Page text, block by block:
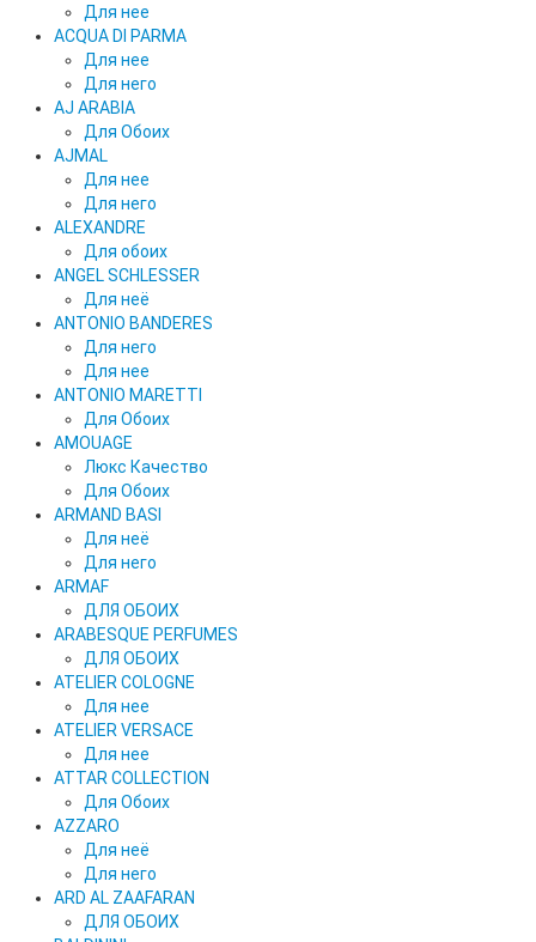
Для нее
ACQUA DI PARMA
Для нее
Для него
AJ ARABIA
Для Обоих
AJMAL
Для нее
Для него
ALEXANDRE
Для обоих
ANGEL SCHLESSER
Для неё
ANTONIO BANDERES
Для него
Для нее
ANTONIO MARETTI
Для Обоих
AMOUAGE
Люкс Качество
Для Обоих
ARMAND BASI
Для неё
Для него
ARMAF
ДЛЯ ОБОИХ
ARABESQUE PERFUMES
ДЛЯ ОБОИХ
ATELIER COLOGNE
Для нее
ATELIER VERSACE
Для нее
ATTAR COLLECTION
Для Обоих
AZZARO
Для неё
Для него
ARD AL ZAAFARAN
ДЛЯ ОБОИХ